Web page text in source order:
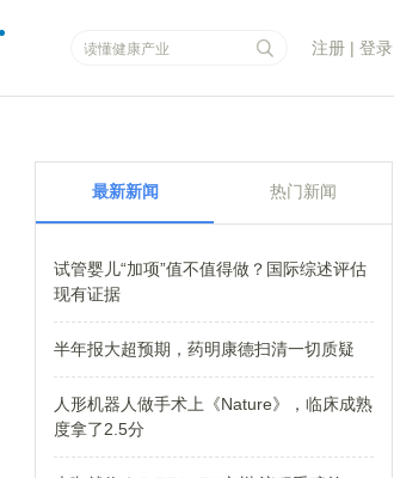
注册 | 登录
最新新闻 热门新闻
试管婴儿“加项”值不值得做？国际综述评估
现有证据
半年报大超预期，药明康德扫清一切质疑
人形机器人做手术上《Nature》，临床成熟
度拿了2.5分